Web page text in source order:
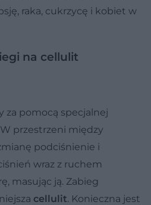
raka, cukrzycę i kobiet w
na cellulit
za pomocą specjalnej
W przestrzeni między
podciśnienie i
wraz z ruchem
masując ją. Zabieg
cellulit. Konieczna jest